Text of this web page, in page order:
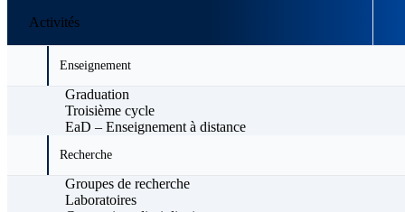
Activités
Enseignement
Graduation
Troisième cycle
EaD – Enseignement à distance
Recherche
Groupes de recherche
Laboratoires